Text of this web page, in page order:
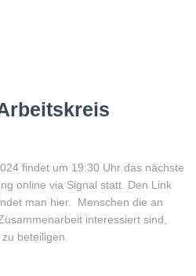
findet um 19:30 Uhr das nächste
online via Signal statt. Den Link
man hier. Menschen die an
interessiert sind,
beteiligen.